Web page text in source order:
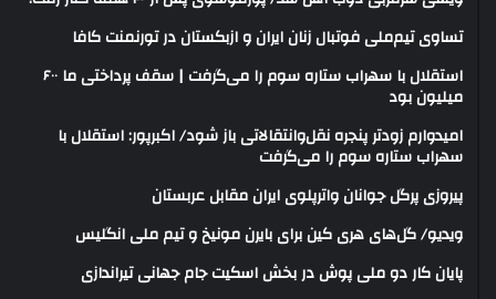
تساوی تیم‌ملی فوتبال زنان ایران و ازبکستان در تورنمنت کافا
استقلال با سهراب ستاره سوم را می‌گرفت | سقف پرداختی ما ۶۰۰
میلیون بود
امیدوارم زودتر پنجره نقل‌وانتقالاتی باز شود/ اکبرپور: استقلال با
سهراب ستاره سوم را می‌گرفت
پیروزی پرگل جوانان واترپلوی ایران مقابل عربستان
ویدیو/ گل‌های هری‌ کین برای بایرن مونیخ و تیم ملی انگلیس
پایان کار دو ملی پوش در بخش اسکیت جام جهانی تیراندازی